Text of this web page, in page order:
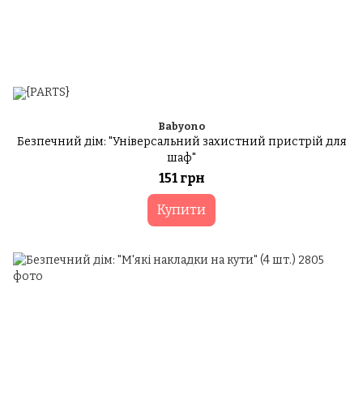
Babyono
Безпечний дім: "Універсальний захистний пристрій для
шаф"
151 грн
Купити